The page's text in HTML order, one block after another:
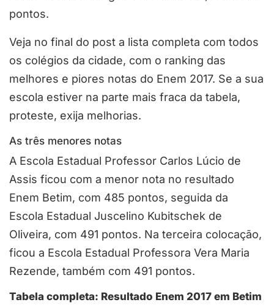
pontos.
Veja no final do post a lista completa com todos
os colégios da cidade, com o ranking das
melhores e piores notas do Enem 2017. Se a sua
escola estiver na parte mais fraca da tabela,
proteste, exija melhorias.
As três menores notas
A Escola Estadual Professor Carlos Lúcio de
Assis ficou com a menor nota no resultado
Enem Betim, com 485 pontos, seguida da
Escola Estadual Juscelino Kubitschek de
Oliveira, com 491 pontos. Na terceira colocação,
ficou a Escola Estadual Professora Vera Maria
Rezende, também com 491 pontos.
Tabela completa: Resultado Enem 2017 em Betim